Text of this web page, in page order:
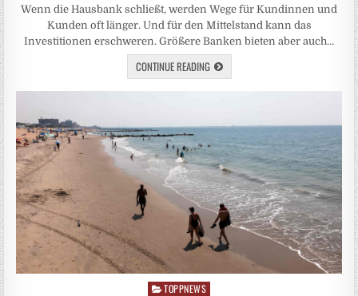
Wenn die Hausbank schließt, werden Wege für Kundinnen und
Kunden oft länger. Und für den Mittelstand kann das
Investitionen erschweren. Größere Banken bieten aber auch…
CONTINUE READING
Posted
TOPPNEWS